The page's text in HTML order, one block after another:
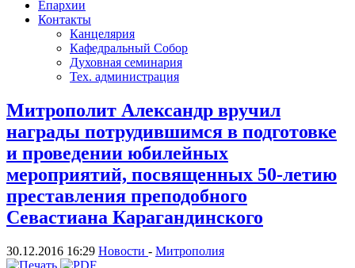
Епархии
Контакты
Канцелярия
Кафедральный Собор
Духовная семинария
Тех. администрация
Митрополит Александр вручил
награды потрудившимся в подготовке
и проведении юбилейных
мероприятий, посвященных 50-летию
преставления преподобного
Севастиана Карагандинского
30.12.2016 16:29 Новости - Митрополия